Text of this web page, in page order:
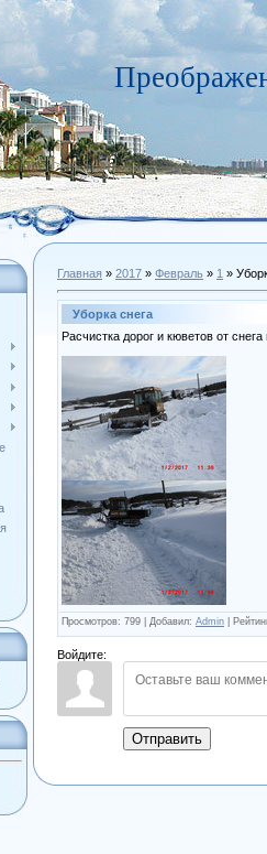
Главная » 2017 » Февраль » 1 »
Уборка снега
Расчистка дорог и кюветов от
Просмотров: 799 Добавил: Admin
Войдите:
Отправить